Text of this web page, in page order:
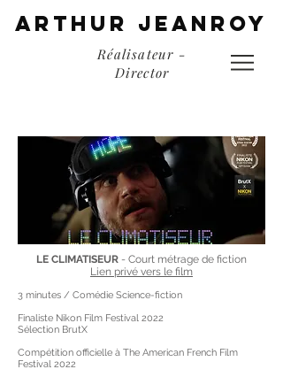
ARTHUR JEANROy
Réalisateur -
Director
LE CLIMATISEUR - Court métrage de fiction
Lien privé vers le film
3 minutes / Comédie Science-fiction
Finaliste Nikon Film Festival 2022
Sélection BrutX
Compétition officielle à The American French Film
Festival 2022